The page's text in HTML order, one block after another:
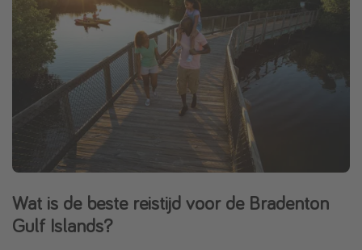
Wat is de beste reistijd voor de Bradenton
Gulf Islands?